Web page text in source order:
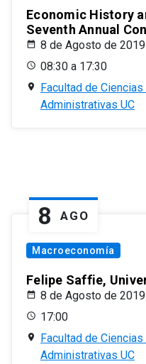
Economic History
Seventh Annual
8 de Agosto de 2019
08:30 a 17:30
Facultad de
Administrativas UC
8 AGO
Macroeconomía
Felipe Saffie,
8 de Agosto de 2019
17:00
Facultad de
Administrativas UC